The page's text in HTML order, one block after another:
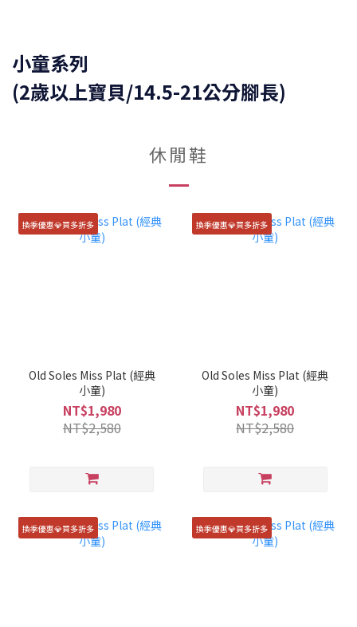
小童系列
(2歲以上寶貝/14.5-21公分腳長)
休閒鞋
換季優惠💎買多折多
Old Soles Miss Plat (經典
小童)
NT$1,980
NT$2,580
換季優惠💎買多折多
Old Soles Miss Plat (經典
小童)
NT$1,980
NT$2,580
換季優惠💎買多折多 換季優惠💎買多折多